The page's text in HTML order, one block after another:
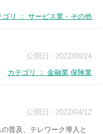
ゴリ ： サービス業・その他
公開日 : 2022/06/24
カテゴリ ： 金融業,保険業
公開日 : 2022/04/12
普及、テレワーク導入と